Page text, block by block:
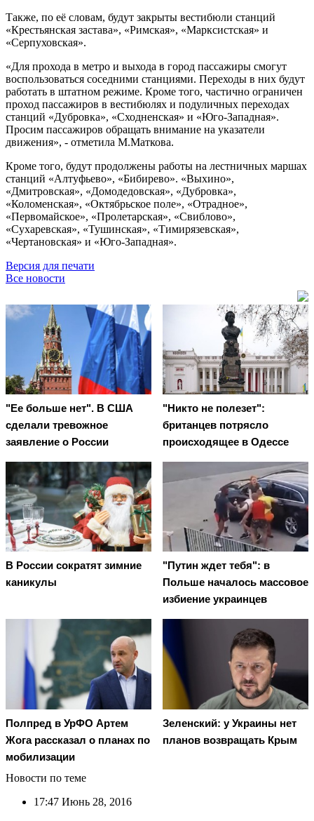
Также, по её словам, будут закрыты вестибюли станций
«Крестьянская застава», «Римская», «Марксистская» и
«Серпуховская».
«Для прохода в метро и выхода в город пассажиры смогут
воспользоваться соседними станциями. Переходы в них будут
работать в штатном режиме. Кроме того, частично ограничен
проход пассажиров в вестибюлях и подуличных переходах
станций «Дубровка», «Сходненская» и «Юго-Западная».
Просим пассажиров обращать внимание на указатели
движения», - отметила М.Маткова.
Кроме того, будут продолжены работы на лестничных маршах
станций «Алтуфьево», «Бибирево». «Выхино»,
«Дмитровская», «Домодедовская», «Дубровка»,
«Коломенская», «Октябрьское поле», «Отрадное»,
«Первомайское», «Пролетарская», «Свиблово»,
«Сухаревская», «Тушинская», «Тимирязевская»,
«Чертановская» и «Юго-Западная».
Версия для печати
Все новости
"Ее больше нет". В США
сделали тревожное
заявление о России
"Никто не полезет":
британцев потрясло
происходящее в Одессе
В России сократят зимние
каникулы
"Путин ждет тебя": в
Польше началось массовое
избиение украинцев
Полпред в УрФО Артем
Жога рассказал о планах по
мобилизации
Зеленский: у Украины нет
планов возвращать Крым
Новости по теме
17:47 Июнь 28, 2016